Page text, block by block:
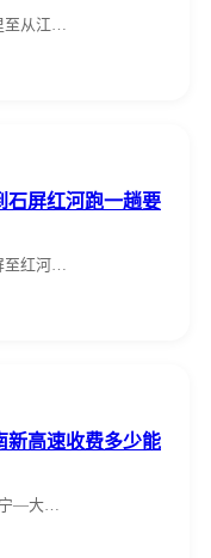
至从江…
石屏红河跑一趟要
至红河…
新高速收费多少能
宁—大…